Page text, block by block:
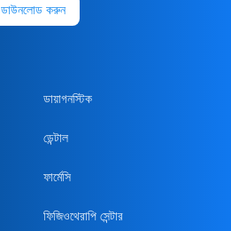
ডাউনলোড করুন
ডায়াগনস্টিক
ডেন্টাল
ফার্মেসি
ফিজিওথেরাপি সেন্টার